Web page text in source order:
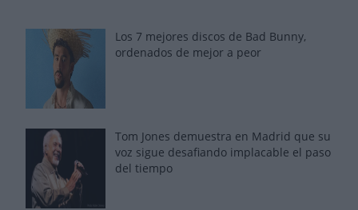
Los 7 mejores discos de Bad Bunny,
ordenados de mejor a peor
Tom Jones demuestra en Madrid que su
voz sigue desafiando implacable el paso
del tiempo